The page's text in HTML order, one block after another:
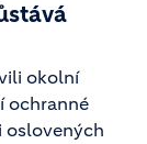
okolní
ochranné
oslovených